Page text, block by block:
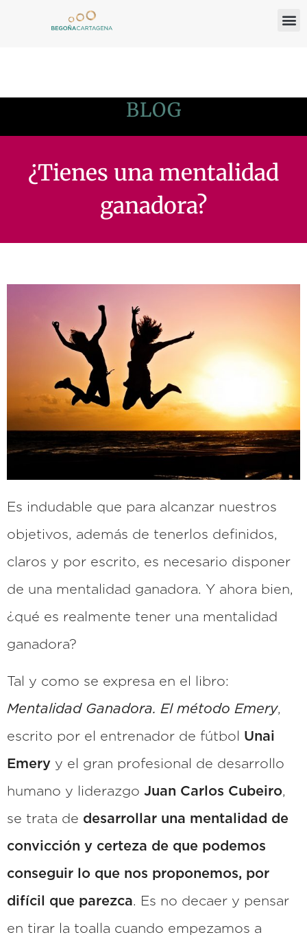
BLOG
¿Tienes una mentalidad
ganadora?
Es indudable que para alcanzar nuestros
objetivos, además de tenerlos definidos,
claros y por escrito, es necesario disponer
de una mentalidad ganadora. Y ahora bien,
¿qué es realmente tener una mentalidad
ganadora?
Tal y como se expresa en el libro:
Mentalidad Ganadora. El método Emery,
escrito por el entrenador de fútbol Unai
Emery y el gran profesional de desarrollo
humano y liderazgo Juan Carlos Cubeiro,
se trata de desarrollar una mentalidad de
convicción y certeza de que podemos
conseguir lo que nos proponemos, por
difícil que parezca. Es no decaer y pensar
en tirar la toalla cuando empezamos a